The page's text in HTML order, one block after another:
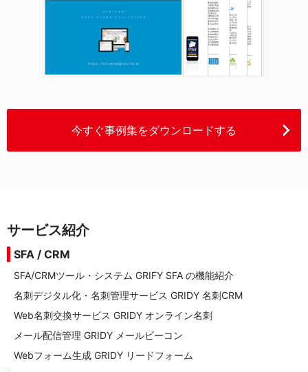
今すぐ事例集をダウンロードする
サービス紹介
SFA / CRM
SFA/CRMツール・システム GRIFY SFA の機能紹介
名刺デジタル化・名刺管理サービス GRIDY 名刺CRM
Web名刺交換サービス GRIDY オンライン名刺
メール配信管理 GRIDY メールビーコン
Webフォーム生成 GRIDY リードフォーム